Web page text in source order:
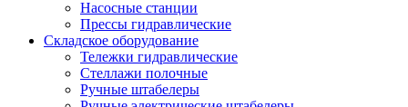
Насосные станции
Прессы гидравлические
Складское оборудование
Тележки гидравлические
Cтеллажи полочные
Ручные штабелеры